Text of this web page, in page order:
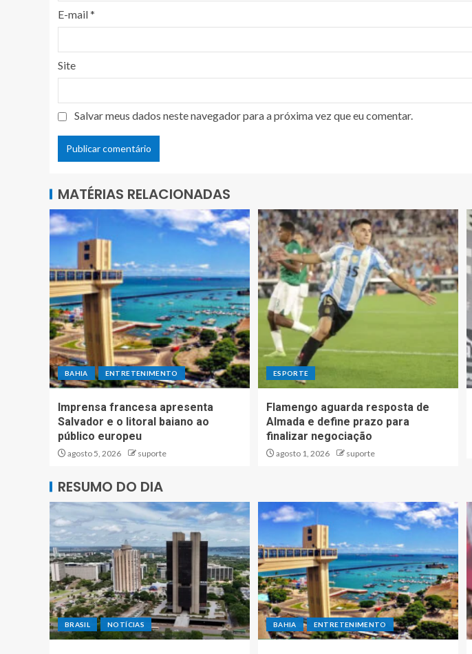
E-mail*
Site
Salvar meus dados neste navegador para a próxima vez que eu comentar.
MATÉRIAS RELACIONADAS
BAHIA ENTRETENIMENTO
Imprensa francesa apresenta
Salvador e o litoral baiano ao
público europeu
agosto 5, 2026 suporte
ESPORTE
Flamengo aguarda resposta de
Almada e define prazo para
finalizar negociação
agosto 1, 2026 suporte
RESUMO DO DIA
BRASIL NOTÍCIAS BAHIA ENTRETENIMENTO